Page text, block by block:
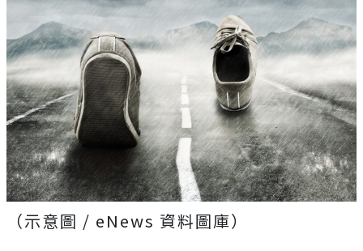
（示意圖 / eNews 資料圖庫）